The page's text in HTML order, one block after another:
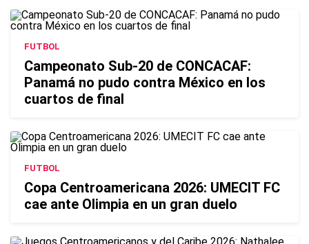
FUTBOL
Campeonato Sub-20 de CONCACAF:
Panamá no pudo contra México en los
cuartos de final
FUTBOL
Copa Centroamericana 2026: UMECIT FC
cae ante Olimpia en un gran duelo